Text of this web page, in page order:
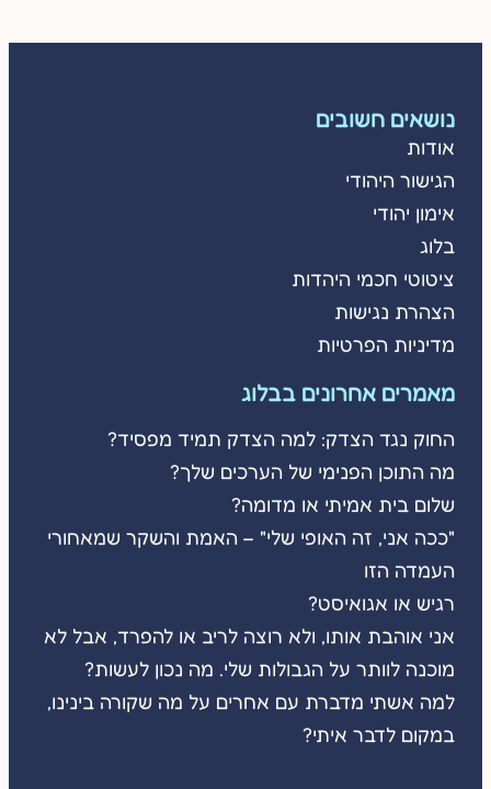
נושאים חשובים
אודות
הגישור היהודי
אימון יהודי
בלוג
ציטוטי חכמי היהדות
הצהרת נגישות
מדיניות הפרטיות
מאמרים אחרונים בבלוג
החוק נגד הצדק: למה הצדק תמיד מפסיד?
מה התוכן הפנימי של הערכים שלך?
שלום בית אמיתי או מדומה?
"ככה אני, זה האופי שלי" – האמת והשקר שמאחורי
העמדה הזו
רגיש או אגואיסט?
אני אוהבת אותו, ולא רוצה לריב או להפרד, אבל לא
מוכנה לוותר על הגבולות שלי. מה נכון לעשות?
למה אשתי מדברת עם אחרים על מה שקורה בינינו,
במקום לדבר איתי?